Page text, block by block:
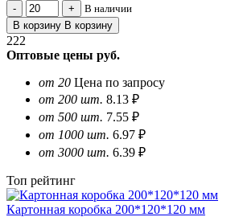
В наличии
В корзину В корзину
222
Оптовые цены руб.
от 20 Цена по запросу
от 200 шт. 8.13 ₽
от 500 шт. 7.55 ₽
от 1000 шт. 6.97 ₽
от 3000 шт. 6.39 ₽
Топ рейтинг
Картонная коробка 200*120*120 мм